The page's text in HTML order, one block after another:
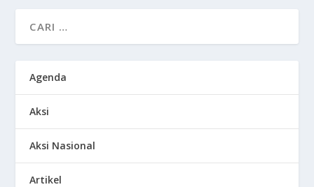
Agenda
Aksi
Aksi Nasional
Artikel